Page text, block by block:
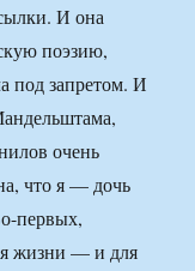
И она
поэзию,
под запретом. И
очень
что я — дочь
первых,
жизни — и для